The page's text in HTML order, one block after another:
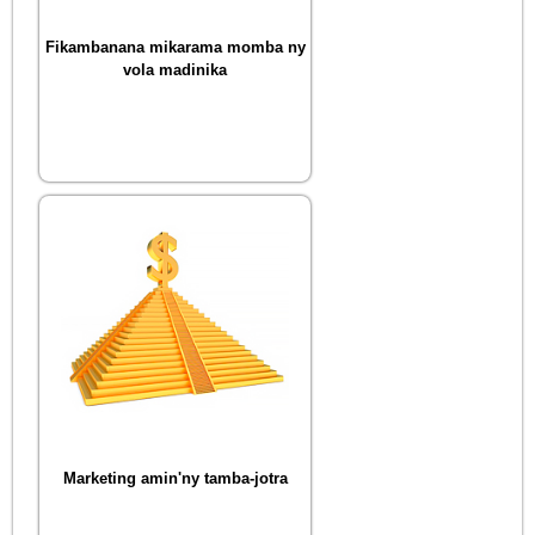
Fikambanana mikarama momba ny
vola madinika
Marketing amin'ny tamba-jotra